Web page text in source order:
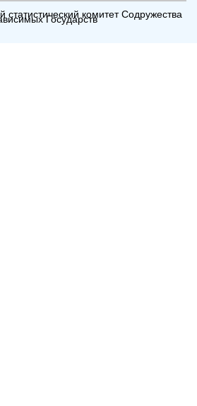
комитет Содружества
Государств